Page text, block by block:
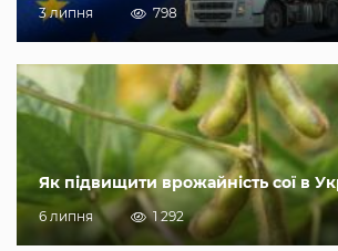
3 липня 798
Як підвищити врожайність сої в
6 липня 1 292